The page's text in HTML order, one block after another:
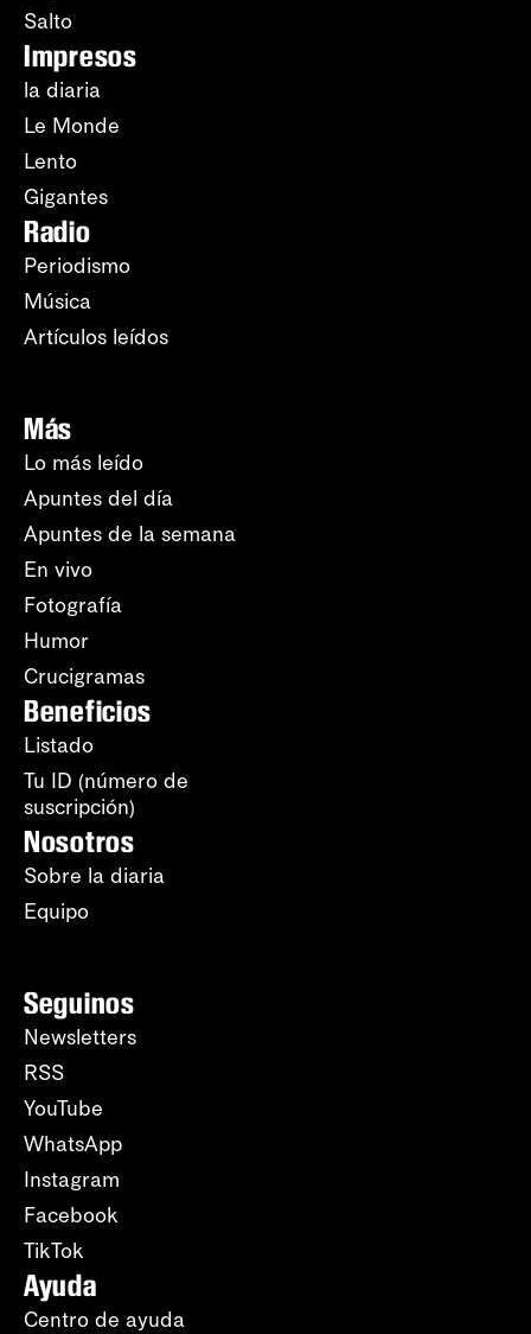
Salto
Impresos
la diaria
Le Monde
Lento
Gigantes
Radio
Periodismo
Música
Artículos leídos
Más
Lo más leído
Apuntes del día
Apuntes de la semana
En vivo
Fotografía
Humor
Crucigramas
Beneficios
Listado
Tu ID (número de
suscripción)
Nosotros
Sobre la diaria
Equipo
Seguinos
Newsletters
RSS
YouTube
WhatsApp
Instagram
Facebook
TikTok
Ayuda
Centro de ayuda